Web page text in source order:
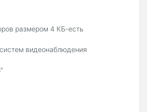
размером 4 КБ-есть
видеонаблюдения